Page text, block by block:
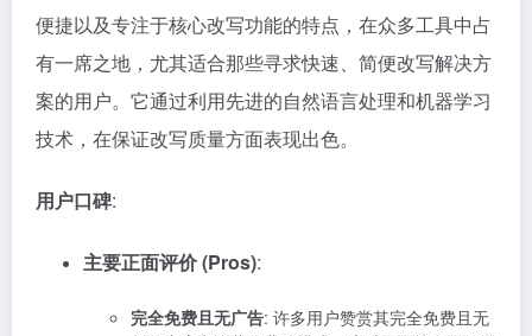
便捷以及专注于核心改写功能的特点，在众多工具中占
有一席之地，尤其适合那些寻求快速、简便改写解决方
案的用户。它通过利用先进的自然语言处理和机器学习
技术，在保证改写质量方面表现出色。
用户口碑:
主要正面评价 (Pros):
完全免费且无广告: 许多用户赞赏其完全免费且无